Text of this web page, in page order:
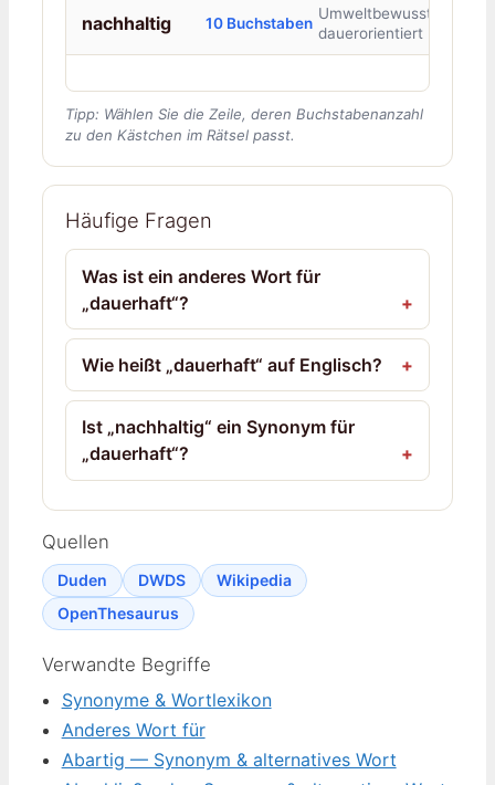
nachhaltig 10 Buchstaben
Umweltbewusst und
dauerorientiert
Tipp: Wählen Sie die Zeile, deren Buchstabenanzahl
zu den Kästchen im Rätsel passt.
Häufige Fragen
Was ist ein anderes Wort für
„dauerhaft“?
Wie heißt „dauerhaft“ auf Englisch?
Ist „nachhaltig“ ein Synonym für
„dauerhaft“?
Quellen
Duden DWDS
Wikipedia
OpenThesaurus
Verwandte Begriffe
Synonyme & Wortlexikon
Anderes Wort für
Abartig — Synonym & alternatives Wort